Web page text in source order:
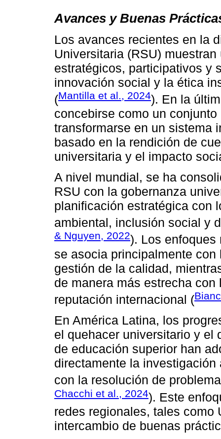
Avances y Buenas
Los avances recientes en la
Universitaria (RSU)
estratégicos, participativos y
innovación social y la ética
(Mantilla et al., 2024). En la
concebirse como un
transformarse en un sistema
basado en la rendición de
universitaria y el impacto
A nivel mundial, se ha
RSU con la gobernanza
planificación estratégica con
ambiental, inclusión social y
& Nguyen, 2022). Los enfoques
se asocia principalmente
gestión de la calidad,
de manera más estrecha
reputación internacional (
En América Latina, los
el quehacer universitario y el
de educación superior han
directamente la
con la resolución de
Chacchi et al., 2024). Este
redes regionales, tales como
intercambio de buenas